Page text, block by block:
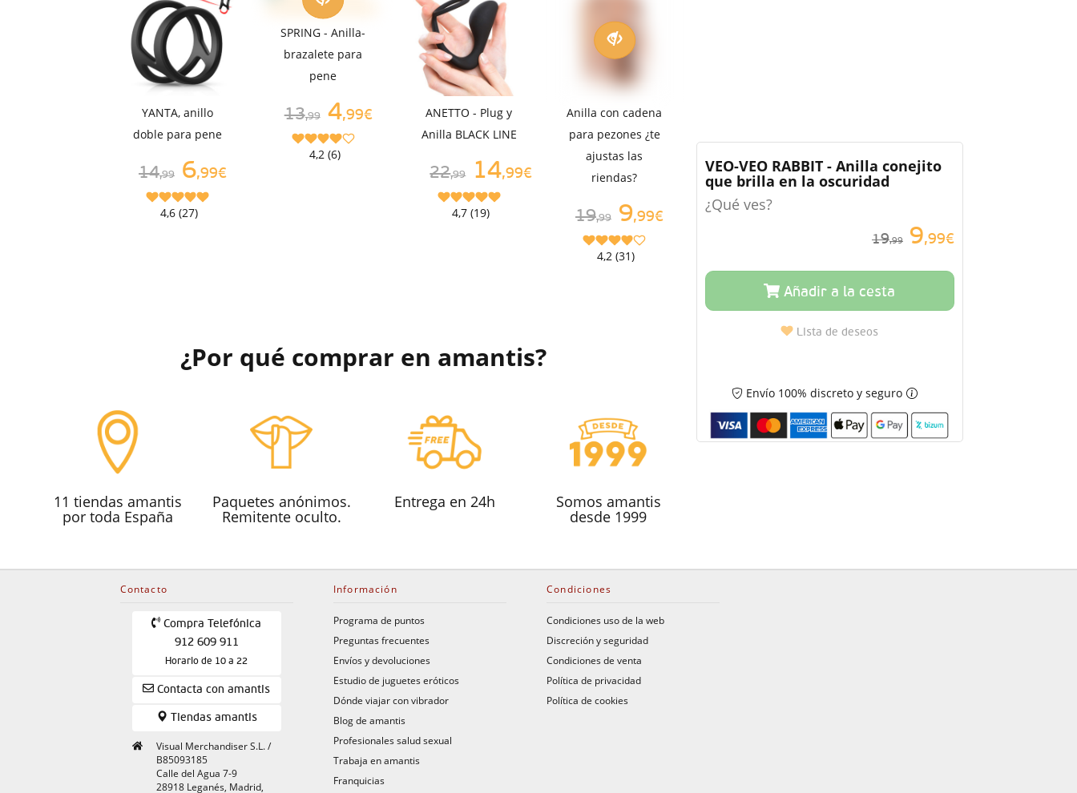
YANTA, anillo
doble para pene
14,99 6,99€
4,6 (27)
SPRING - Anilla-
brazalete para
pene
13,99 4,99€
4,2 (6)
ANETTO - Plug y
Anilla BLACK LINE
22,99 14,99€
4,7 (19)
Anilla con cadena
para pezones ¿te
ajustas las
riendas?
19,99 9,99€
4,2 (31)
VEO-VEO RABBIT - Anilla conejito
que brilla en la oscuridad
¿Qué ves?
19,99 9,99€
Añadir a la cesta
Lista de deseos
Envío 100% discreto y seguro
¿Por qué comprar en amantis?
11 tiendas amantis
por toda España
Paquetes anónimos.
Remitente oculto.
Entrega en 24h Somos amantis
desde 1999
Contacto
Compra Telefónica
912 609 911
Horario de 10 a 22
Contacta con amantis
Tiendas amantis
Visual Merchandiser S.L. /
B85093185
Calle del Agua 7-9
28918 Leganés, Madrid,
Información
Programa de puntos
Preguntas frecuentes
Envíos y devoluciones
Estudio de juguetes eróticos
Dónde viajar con vibrador
Blog de amantis
Profesionales salud sexual
Trabaja en amantis
Franquicias
Condiciones
Condiciones uso de la web
Discreción y seguridad
Condiciones de venta
Política de privacidad
Política de cookies